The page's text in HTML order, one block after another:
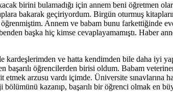
birini bulamadığı için annem beni öğretmen
bakarak geçiriyordum. Birgün oturmuş
Annem ve babam bunu farkettiğinde
başka hiç kimse cevaplayamamıştı. Haber
kardeşlerimden ve hatta kendimden bile daha iyi
başarılı öğrencilerden birisi oldum. Babam
arzusu vardı içimde. Üniversite sınavlarına
kazanıp, başarılı bir öğrenci olmak en